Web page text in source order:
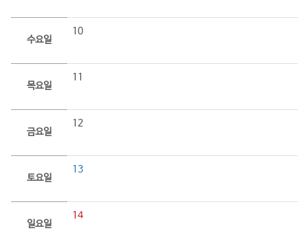
수요일
10
목요일
11
금요일
12
토요일
13
일요일
14